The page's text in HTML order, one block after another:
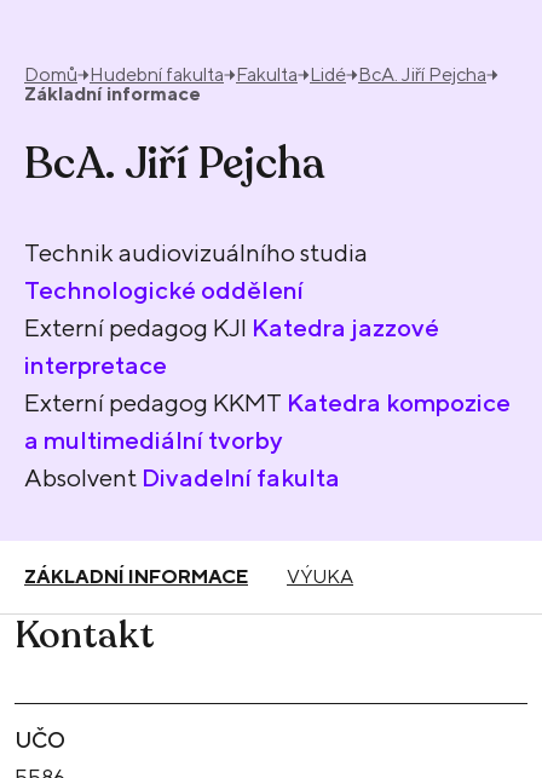
Domů Hudební fakulta Fakulta Lidé BcA. Jiří Pejcha
Základní informace
BcA. Jiří Pejcha
Technik audiovizuálního studia
Technologické oddělení
Externí pedagog KJI Katedra jazzové
interpretace
Externí pedagog KKMT​ Katedra kompozice
a multimediální tvorby
Absolvent Divadelní fakulta
ZÁKLADNÍ INFORMACE VÝUKA
Kontakt
UČO